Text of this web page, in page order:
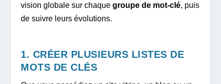
vision globale sur chaquegroupe de mot-clé, puis
de suivre leurs évolutions.
1. CRÉER PLUSIEURS LISTES DE
MOTS DE CLÉS